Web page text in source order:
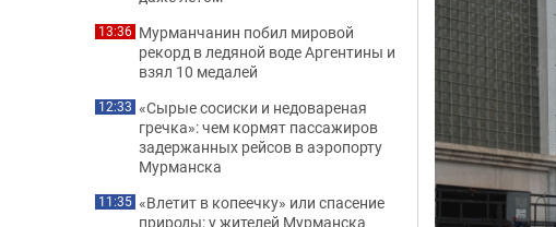
13:36 Мурманчанин побил мировой
рекорд в ледяной воде Аргентины и
взял 10 медалей
12:33 «Сырые сосиски и недовареная
гречка»: чем кормят пассажиров
задержанных рейсов в аэропорту
Мурманска
11:35 «Влетит в копеечку» или спасение
природы: у жителей Мурманска